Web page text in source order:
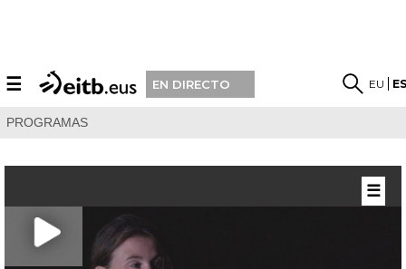
☰ EN DIRECTO EU
PROGRAMAS
☰